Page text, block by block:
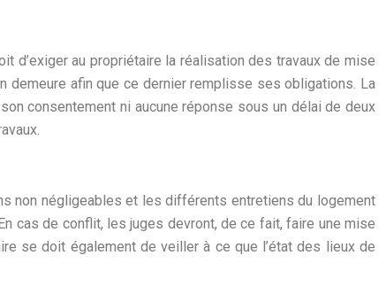
d’exiger au propriétaire la réalisation des travaux de mise
demeure afin que ce dernier remplisse ses obligations. La
consentement ni aucune réponse sous un délai de deux
non négligeables et les différents entretiens du logement
cas de conflit, les juges devront, de ce fait, faire une mise
se doit également de veiller à ce que l’état des lieux de